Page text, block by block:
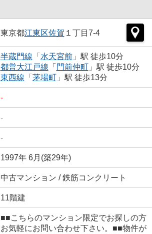
東京都江東区佐賀 １丁目7-4
半蔵門線 「 水天宮前」駅 徒歩10分
都営大江戸線 「 門前仲町」駅 徒歩10分
東西線 「 茅場町」駅 徒歩13分
-
-
-
1997年 6月(築29年)
中古マンション / 鉄筋コンクリート
11階建
■■こちらのマンション限定でお探しの方
お気軽にお問い合わせ下さい。■■物件が